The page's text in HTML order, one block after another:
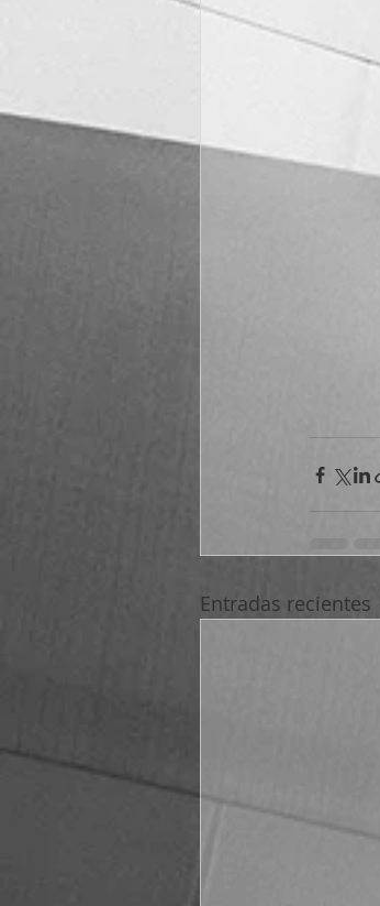
Entradas recientes